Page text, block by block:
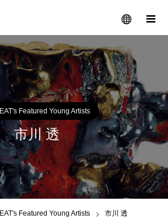
メニュー
Featured Young Artists
市川 透
Featured Young Artists 市川 透